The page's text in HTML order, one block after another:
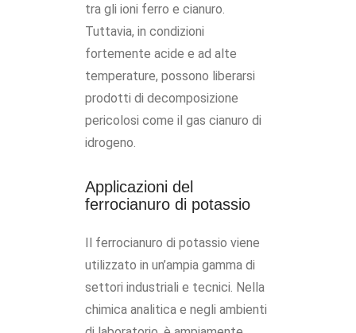
tra gli ioni ferro e cianuro.
Tuttavia, in condizioni
fortemente acide e ad alte
temperature, possono liberarsi
prodotti di decomposizione
pericolosi come il gas cianuro di
idrogeno.
Applicazioni del
ferrocianuro di potassio
Il ferrocianuro di potassio viene
utilizzato in un’ampia gamma di
settori industriali e tecnici. Nella
chimica analitica e negli ambienti